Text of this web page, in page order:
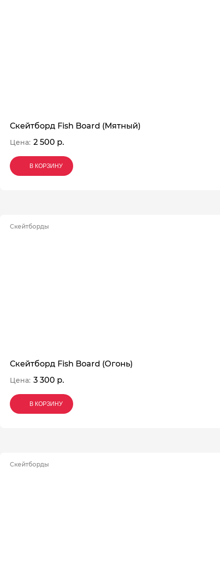
Скейтборд Fish Board (Мятный)
Цена: 2 500 р.
В КОРЗИНУ
В КОРЗИНУ
В КОРЗИНУ
Скейтборды
Скейтборд Fish Board (Огонь)
Цена: 3 300 р.
В КОРЗИНУ
В КОРЗИНУ
В КОРЗИНУ
Скейтборды